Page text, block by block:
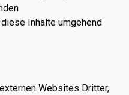
Inhalte umgehend
Websites Dritter,